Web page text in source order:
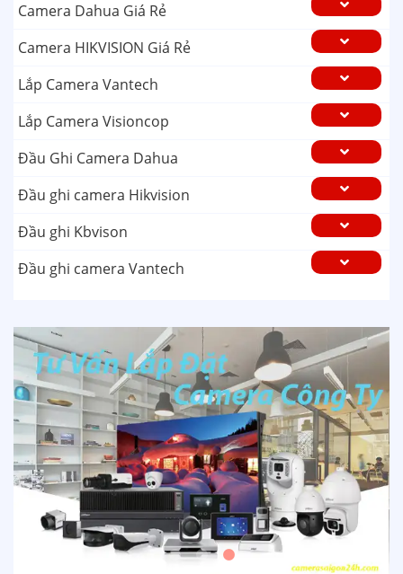
Camera Dahua Giá Rẻ
Camera HIKVISION Giá Rẻ
Lắp Camera Vantech
Lắp Camera Visioncop
Đầu Ghi Camera Dahua
Đầu ghi camera Hikvision
Đầu ghi Kbvison
Đầu ghi camera Vantech